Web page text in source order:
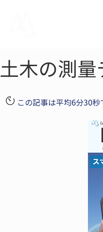
土木の測
この記事は平均6分30秒